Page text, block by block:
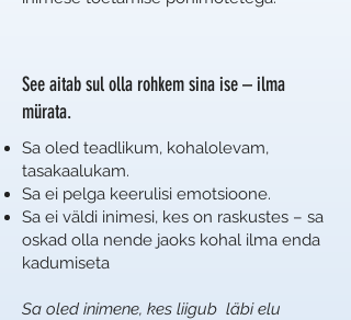
See aitab sul olla rohkem sina ise – ilma
mürata.
Sa oled teadlikum, kohalolevam,
tasakaalukam.
Sa ei pelga keerulisi emotsioone.
Sa ei väldi inimesi, kes on raskustes – sa
oskad olla nende jaoks kohal ilma enda
kadumiseta
Sa oled inimene, kes liigub läbi elu